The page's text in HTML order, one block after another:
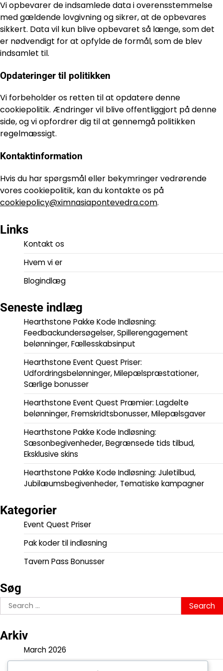
Vi opbevarer de indsamlede data i overensstemmelse
med gældende lovgivning og sikrer, at de opbevares
sikkert. Data vil kun blive opbevaret så længe, som det
er nødvendigt for at opfylde de formål, som de blev
indsamlet til.
Opdateringer til politikken
Vi forbeholder os retten til at opdatere denne
cookiepolitik. Ændringer vil blive offentliggjort på denne
side, og vi opfordrer dig til at gennemgå politikken
regelmæssigt.
Kontaktinformation
Hvis du har spørgsmål eller bekymringer vedrørende
vores cookiepolitik, kan du kontakte os på
cookiepolicy@ximnasiapontevedra.com.
Links
Kontakt os
Hvem vi er
Blogindlæg
Seneste indlæg
Hearthstone Pakke Kode Indløsning:
Feedbackundersøgelser, Spillerengagement
belønninger, Fællesskabsinput
Hearthstone Event Quest Priser:
Udfordringsbelønninger, Milepælspræstationer,
Særlige bonusser
Hearthstone Event Quest Præmier: Lagdelte
belønninger, Fremskridtsbonusser, Milepælsgaver
Hearthstone Pakke Kode Indløsning:
Sæsonbegivenheder, Begrænsede tids tilbud,
Eksklusive skins
Hearthstone Pakke Kode Indløsning: Juletilbud,
Jubilæumsbegivenheder, Tematiske kampagner
Kategorier
Event Quest Priser
Pak koder til indløsning
Tavern Pass Bonusser
Søg
Search
for:
Arkiv
March 2026